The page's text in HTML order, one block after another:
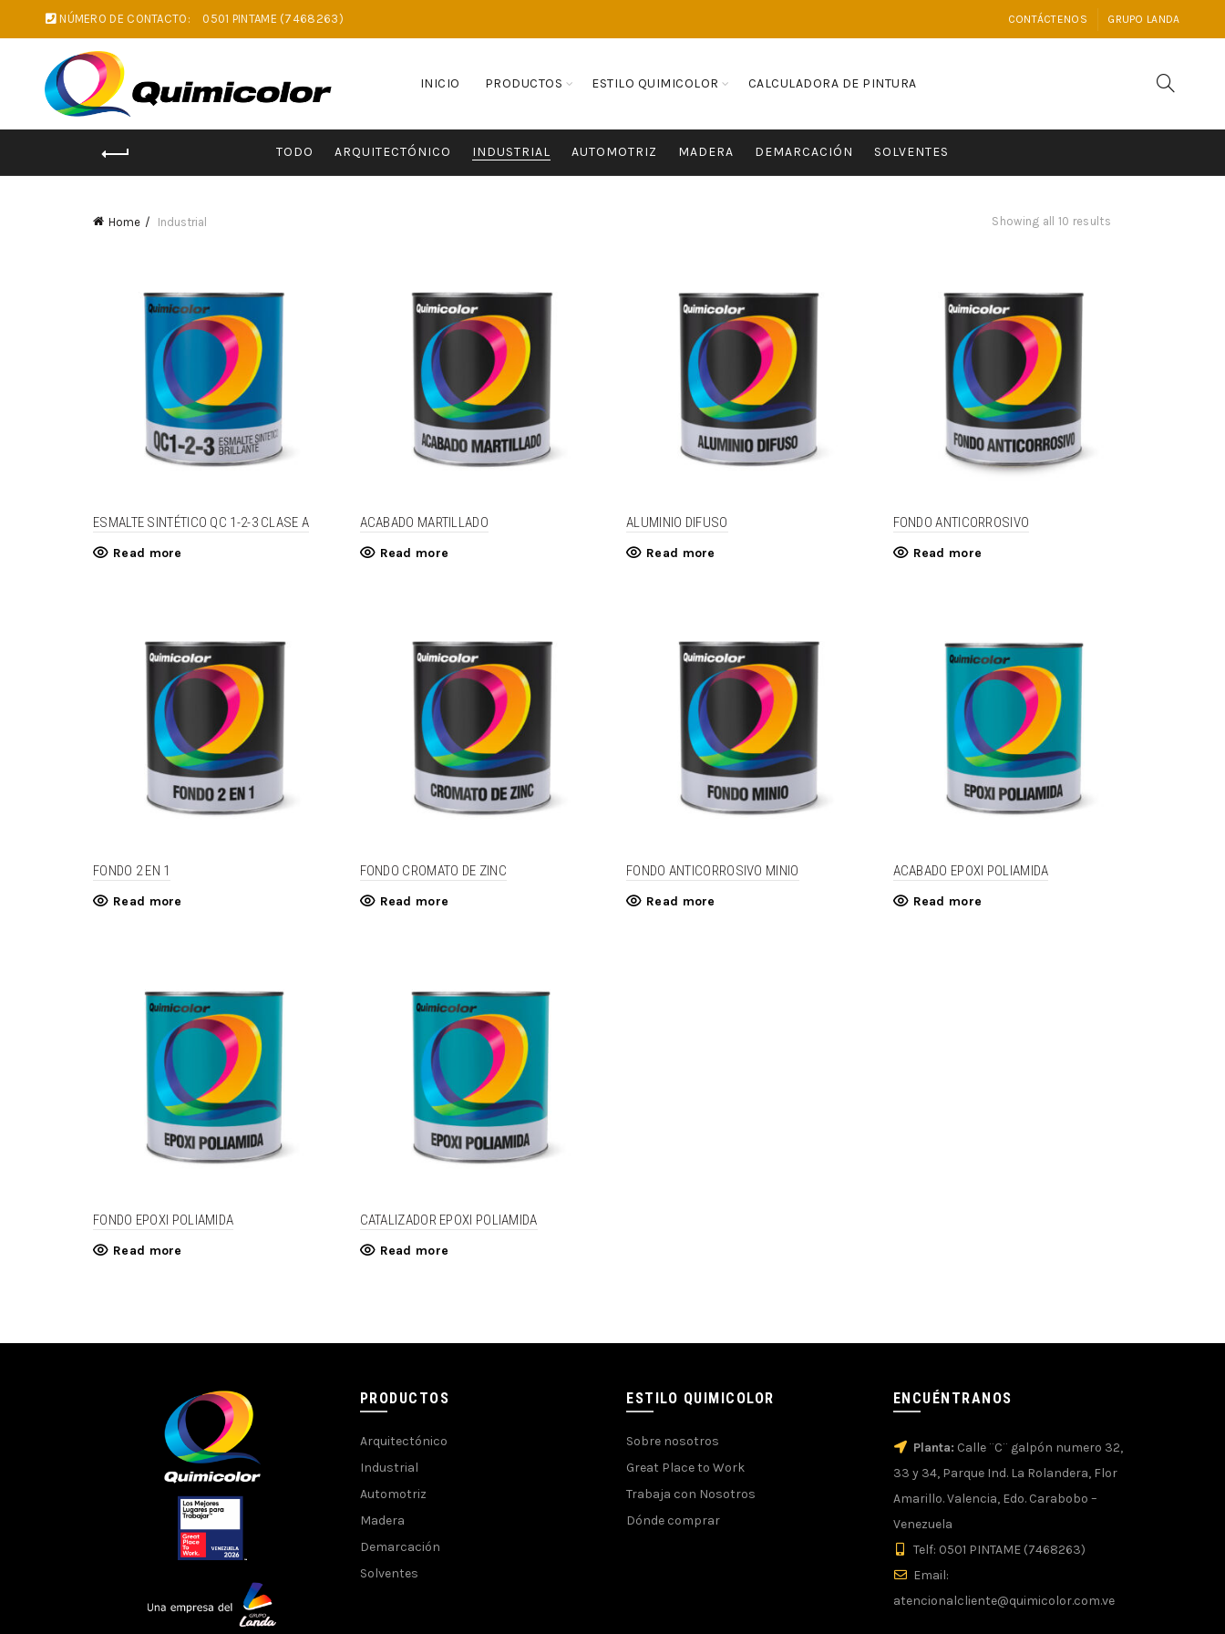
NÚMERO DE CONTACTO: 0501 PINTAME (7468263) CONTÁCTENOS GRUPO LANDA
INICIO PRODUCTOS ESTILO QUIMICOLOR CALCULADORA DE PINTURA
TODO ARQUITECTÓNICO INDUSTRIAL AUTOMOTRIZ MADERA DEMARCACIÓN SOLVENTES
Home Industrial Showing all 10 results
ESMALTE SINTÉTICO QC 1-2-3 CLASE A
Read more
ACABADO MARTILLADO
Read more
ALUMINIO DIFUSO
Read more
FONDO ANTICORROSIVO
Read more
FONDO 2 EN 1
Read more
FONDO CROMATO DE ZINC
Read more
FONDO ANTICORROSIVO MINIO
Read more
ACABADO EPOXI POLIAMIDA
Read more
FONDO EPOXI POLIAMIDA
Read more
CATALIZADOR EPOXI POLIAMIDA
Read more
PRODUCTOS
Arquitectónico
Industrial
Automotriz
Madera
Demarcación
Solventes
ESTILO QUIMICOLOR
Sobre nosotros
Great Place to Work
Trabaja con Nosotros
Dónde comprar
ENCUÉNTRANOS
Planta: Calle ¨C¨ galpón numero 32,
33 y 34, Parque Ind. La Rolandera, Flor
Amarillo. Valencia, Edo. Carabobo –
Venezuela
Telf: 0501 PINTAME (7468263)
Email:
atencionalcliente@quimicolor.com.ve